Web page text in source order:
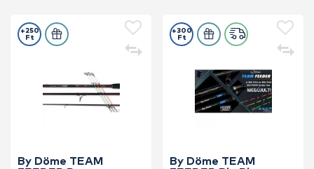
By Döme TEAM
+250
Ft
By Döme TEAM
+300
Ft